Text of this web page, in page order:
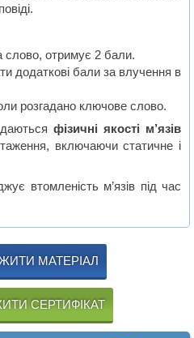
отримує 2 бали.
додаткові бали за влучення в
розгадано ключове слово.
фізичні якості м’язів
включаючи статичне і
втомленість м’язів під час
МАТЕРІАЛ
СЕРТИФІКАТ